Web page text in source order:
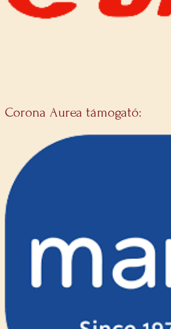
Corona Aurea támogató: